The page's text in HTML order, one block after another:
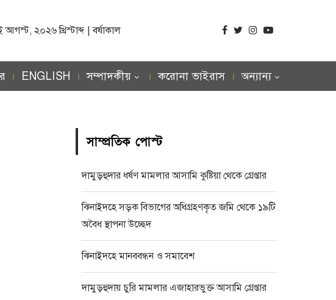
২০২৬ খ্রিস্টাব্দ | বর্ষাকাল
ENGLISH সম্পাদকীয় করোনা ভাইরাস অন্যান্য
সাম্প্রতিক পোস্ট
দামুড়হুদার ধর্ষণ মামলার আসামি কুষ্টিয়া থেকে গ্রেপ্তার
ঝিনাইদহে সড়ক বিভাগের অধিগ্রহণকৃত জমি থেকে ১৯টি
অবৈধ স্থাপনা উচ্ছেদ
ঝিনাইদহে মানববন্ধন ও সমাবেশ
দামুড়হুদায় চুরি মামলার এজাহারভুক্ত আসামি গ্রেপ্তার